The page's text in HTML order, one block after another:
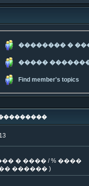
�������� �
�����
Find member's topics
� ���� / % ����
������ )